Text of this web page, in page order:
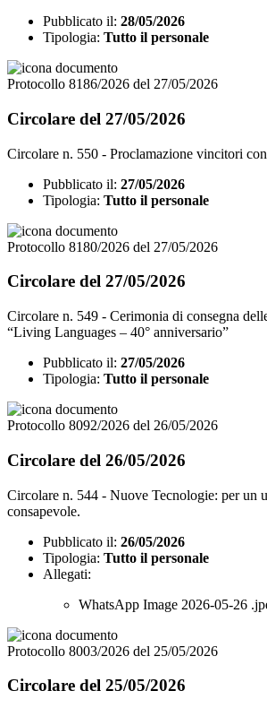
Pubblicato il: 28/05/2026
Tipologia: Tutto il personale
Protocollo 8186/2026 del 27/05/2026
Circolare del 27/05/2026
Circolare n. 550 - Proclamazione vincitori
Pubblicato il: 27/05/2026
Tipologia: Tutto il personale
Protocollo 8180/2026 del 27/05/2026
Circolare del 27/05/2026
Circolare n. 549 - Cerimonia di consegna
“Living Languages – 40° anniversario”
Pubblicato il: 27/05/2026
Tipologia: Tutto il personale
Protocollo 8092/2026 del 26/05/2026
Circolare del 26/05/2026
Circolare n. 544 - Nuove Tecnologie: per un
consapevole.
Pubblicato il: 26/05/2026
Tipologia: Tutto il personale
Allegati:
WhatsApp Image 2026-05-26
Protocollo 8003/2026 del 25/05/2026
Circolare del 25/05/2026